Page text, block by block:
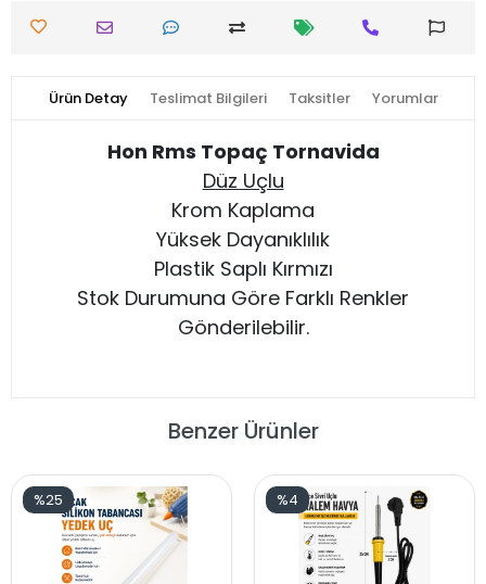
Ürün Detay Teslimat Bilgileri Taksitler Yorumlar
Hon Rms Topaç Tornavida
Düz Uçlu
Krom Kaplama
Yüksek Dayanıklılık
Plastik Saplı Kırmızı
Stok Durumuna Göre Farklı Renkler
Gönderilebilir.
Benzer Ürünler
%25 %4